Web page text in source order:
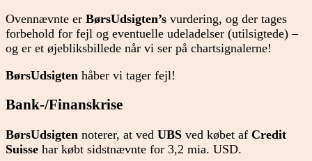
Ovennævnte er BørsUdsigten’s vurdering, og der tages
forbehold for fejl og eventuelle udeladelser (utilsigtede) –
og er et øjebliksbillede når vi ser på chartsignalerne!
BørsUdsigten håber vi tager fejl!
Bank-/Finanskrise
BørsUdsigten noterer, at ved UBS ved købet af Credit
Suisse har købt sidstnævnte for 3,2 mia. USD.